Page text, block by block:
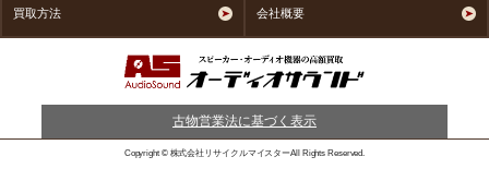
買取方法 会社概要
古物営業法に基づく表示
Copyright © 株式会社リサイクルマイスターAll Rights Reserved.